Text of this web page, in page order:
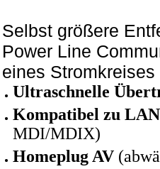
Selbst größere
Power Line
eines Stromkreises
Ultraschnelle
Kompatibel zu
MDI/MDIX)
Homeplug AV